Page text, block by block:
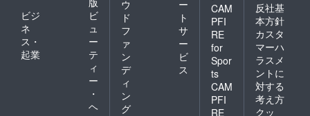
ビジ
ネ
ス・
起業
ビ
ュ
ー
テ
ィ
ー
・
ヘ
ウ
ド
フ
ァ
ン
デ
ィ
ン
グ
ー
ト
サ
ー
ビ
ス
CAM
PFI
RE
for
Spor
ts
CAM
PFI
RE
反社基
本方針
カスタ
マーハ
ラスメ
ントに
対する
考え方
クッ